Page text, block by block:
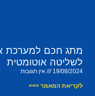
מתג חכם למערכת
לשליטה אוטומטית
19/08/2024 אין תגובות
לקריאת המאמר >>>